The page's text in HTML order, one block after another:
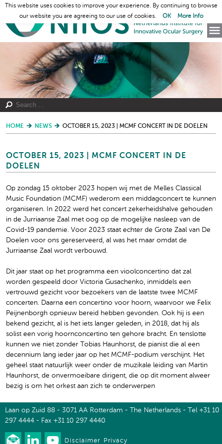
HOME NEWS OCTOBER 15, 2023 | MCMF CONCERT IN DE DOELEN
OCTOBER 15, 2023 | MCMF CONCERT IN DE
DOELEN
Op zondag 15 oktober 2023 hopen wij met de Melles Classical
Music Foundation (MCMF) wederom een middagconcert te kunnen
organiseren. In 2022 werd het concert zekerheidshalve gehouden
in de Jurriaanse Zaal met oog op de mogelijke nasleep van de
Covid-19 pandemie. Voor 2023 staat echter de Grote Zaal van De
Doelen voor ons gereserveerd, al was het maar omdat de
Jurriaanse Zaal wordt verbouwd.
Dit jaar staat op het programma een vioolconcertino dat zal
worden gespeeld door Victoria Gusachenko, inmiddels een
vertrouwd gezicht voor bezoekers van de laatste twee MCMF
concerten. Daarna een concertino voor hoorn, waarvoor we Felix
Peijnenborgh opnieuw bereid hebben gevonden. Ook hij is een
bekend gezicht, al is het iets langer geleden, in 2018, dat hij als
solist een vorig hoornconcertino ten gehore bracht. En tenslotte
kunnen we niet zonder Tobias Haunhorst, de pianist die al een
decennium lang ieder jaar op het MCMF-podium verschijnt. Het
geheel staat natuurlijk weer onder de muzikale leiding van Martin
Haunhorst, de onvermoeibare dirigent, die op dit moment alweer
bezig is om het orkest aan zich te onderwerpen
Laan op Zuid 88 - 3071 AA Rotterdam - The Netherlands - Tel +31 10
297 4444 - Fax +31 10 297 4440
Disclaimer Privacy
This website uses cookies to improve your experience. By continuing to browse
our website you are agreeing to our use of cookies.
OK More Info